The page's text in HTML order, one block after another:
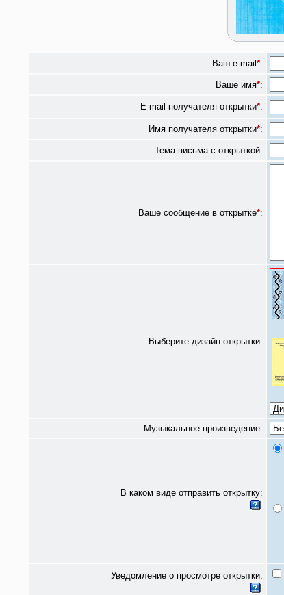
Ваш e-mail *:
Ваше имя*:
E-mail получателя открытки*:
Имя получателя открытки*:
Тема письма с открыткой:
Ваше сообщение в открытке*:
Выберите дизайн открытки:
Музыкальное произведение:
В каком виде отправить открытку:
Уведомление о просмотре открытки: